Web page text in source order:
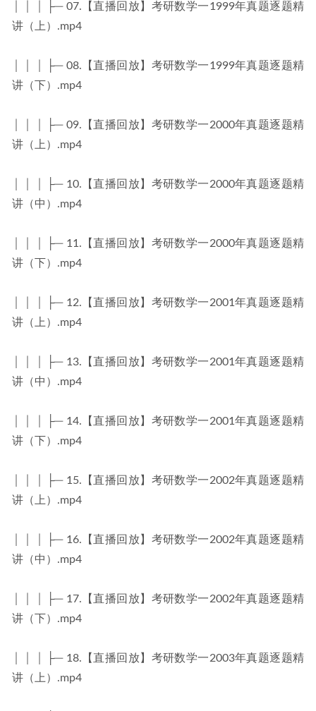
│ │ │ ├─ 07.【直播回放】考研数学一1999年真题逐题精
讲（上）.mp4
│ │ │ ├─ 08.【直播回放】考研数学一1999年真题逐题精
讲（下）.mp4
│ │ │ ├─ 09.【直播回放】考研数学一2000年真题逐题精
讲（上）.mp4
│ │ │ ├─ 10.【直播回放】考研数学一2000年真题逐题精
讲（中）.mp4
│ │ │ ├─ 11.【直播回放】考研数学一2000年真题逐题精
讲（下）.mp4
│ │ │ ├─ 12.【直播回放】考研数学一2001年真题逐题精
讲（上）.mp4
│ │ │ ├─ 13.【直播回放】考研数学一2001年真题逐题精
讲（中）.mp4
│ │ │ ├─ 14.【直播回放】考研数学一2001年真题逐题精
讲（下）.mp4
│ │ │ ├─ 15.【直播回放】考研数学一2002年真题逐题精
讲（上）.mp4
│ │ │ ├─ 16.【直播回放】考研数学一2002年真题逐题精
讲（中）.mp4
│ │ │ ├─ 17.【直播回放】考研数学一2002年真题逐题精
讲（下）.mp4
│ │ │ ├─ 18.【直播回放】考研数学一2003年真题逐题精
讲（上）.mp4